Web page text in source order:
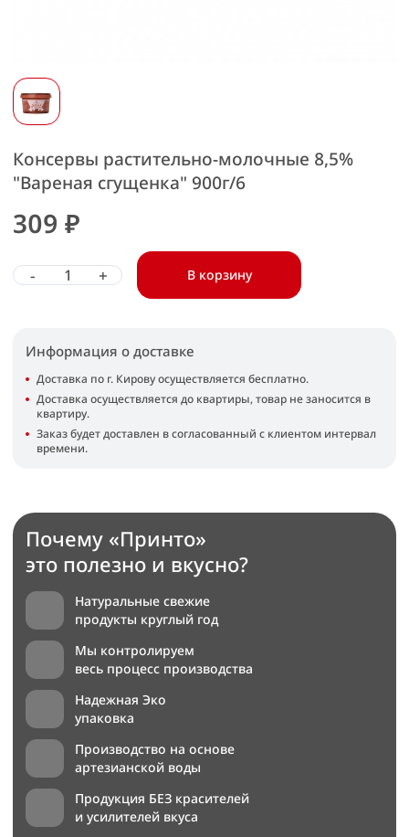
Консервы растительно-молочные 8,5%
"Вареная сгущенка" 900г/6
309 ₽
- + В корзину
Информация о доставке
Доставка по г. Кирову осуществляется бесплатно.
Доставка осуществляется до квартиры, товар не заносится в
квартиру.
Заказ будет доставлен в согласованный с клиентом интервал
времени.
Почему «Принто»
это полезно и вкусно?
Натуральные свежие
продукты круглый год
Мы контролируем
весь процесс производства
Надежная Эко
упаковка
Производство на основе
артезианской воды
Продукция БЕЗ красителей
и усилителей вкуса